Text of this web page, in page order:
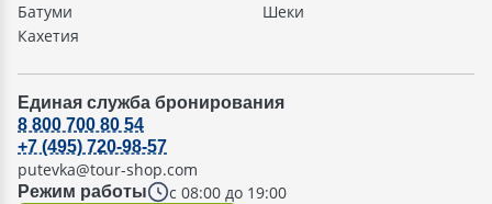
Батуми
Кахетия
Шеки
Единая служба бронирования
Режим работы с 08:00 до 19:00
8 800 700 80 54
+7 (495) 720-98-57
putevka@tour-shop.com